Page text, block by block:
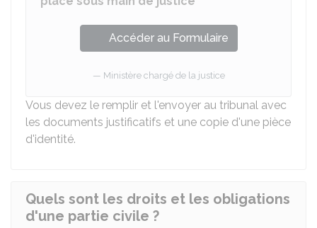
Accéder au Formulaire
Ministère chargé de la justice
Vous devez le remplir et l'envoyer au tribunal avec
les documents justificatifs et une copie d'une pièce
d'identité.
Quels sont les droits et les obligations
d'une partie civile ?